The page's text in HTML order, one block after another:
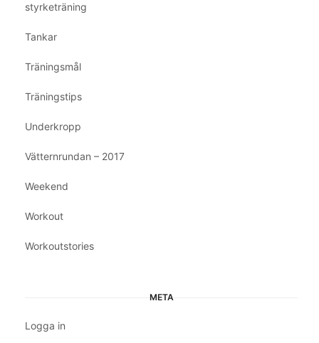
styrketräning
Tankar
Träningsmål
Träningstips
Underkropp
Vätternrundan – 2017
Weekend
Workout
Workoutstories
META
Logga in